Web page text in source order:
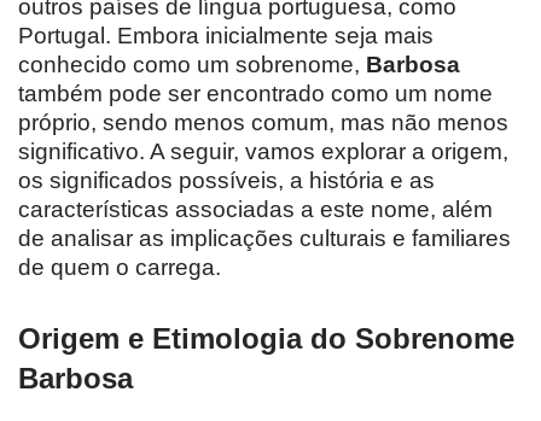
outros países de língua portuguesa, como
Portugal. Embora inicialmente seja mais
conhecido como um sobrenome, Barbosa
também pode ser encontrado como um nome
próprio, sendo menos comum, mas não menos
significativo. A seguir, vamos explorar a origem,
os significados possíveis, a história e as
características associadas a este nome, além
de analisar as implicações culturais e familiares
de quem o carrega.
Origem e Etimologia do Sobrenome
Barbosa